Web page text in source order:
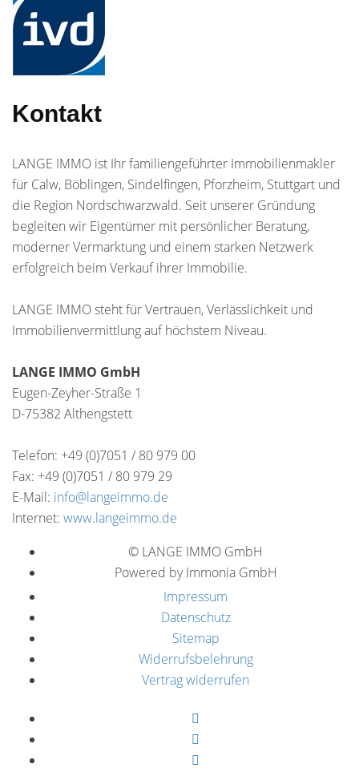
Kontakt
LANGE IMMO ist Ihr familiengeführter Immobilienmakler
für Calw, Böblingen, Sindelfingen, Pforzheim, Stuttgart und
die Region Nordschwarzwald. Seit unserer Gründung
begleiten wir Eigentümer mit persönlicher Beratung,
moderner Vermarktung und einem starken Netzwerk
erfolgreich beim Verkauf ihrer Immobilie.
LANGE IMMO steht für Vertrauen, Verlässlichkeit und
Immobilienvermittlung auf höchstem Niveau.
LANGE IMMO GmbH
Eugen-Zeyher-Straße 1
D-75382 Althengstett
Telefon: +49 (0)7051 / 80 979 00
Fax: +49 (0)7051 / 80 979 29
E-Mail: info@langeimmo.de
Internet: www.langeimmo.de
© LANGE IMMO GmbH
Powered by Immonia GmbH
Impressum
Datenschutz
Sitemap
Widerrufsbelehrung
Vertrag widerrufen